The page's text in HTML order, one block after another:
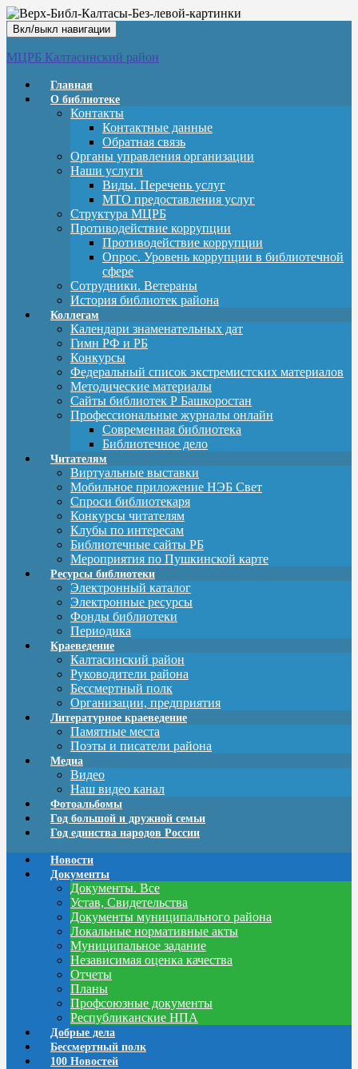
Вкл/выкл навигации
МЦРБ Калтасинский район
Главная
О библиотеке
Контакты
Контактные данные
Обратная связь
Органы управления организации
Наши услуги
Виды. Перечень услуг
МТО предоставления услуг
Структура МЦРБ
Противодействие коррупции
Противодействие коррупции
Опрос. Уровень коррупции в библиотечной
сфере
Сотрудники. Ветераны
История библиотек района
Коллегам
Календари знаменательных дат
Гимн РФ и РБ
Конкурсы
Федеральный список экстремистских материалов
Методические материалы
Сайты библиотек Р Башкоростан
Профессиональные журналы онлайн
Современная библиотека
Библиотечное дело
Читателям
Виртуальные выставки
Мобильное приложение НЭБ Свет
Спроси библиотекаря
Конкурсы читателям
Клубы по интересам
Библиотечные сайты РБ
Мероприятия по Пушкинской карте
Ресурсы библиотеки
Электронный каталог
Электронные ресурсы
Фонды библиотеки
Периодика
Краеведение
Калтасинский район
Руководители района
Бессмертный полк
Организации, предприятия
Литературное краеведение
Памятные места
Поэты и писатели района
Медиа
Видео
Наш видео канал
Фотоальбомы
Год большой и дружной семьи
Год единства народов России
Новости
Документы
Документы. Все
Устав, Свидетельства
Документы муниципального района
Локальные нормативные акты
Муниципальное задание
Независимая оценка качества
Отчеты
Планы
Профсоюзные документы
Республиканские НПА
Добрые дела
Бессмертный полк
100 Новостей